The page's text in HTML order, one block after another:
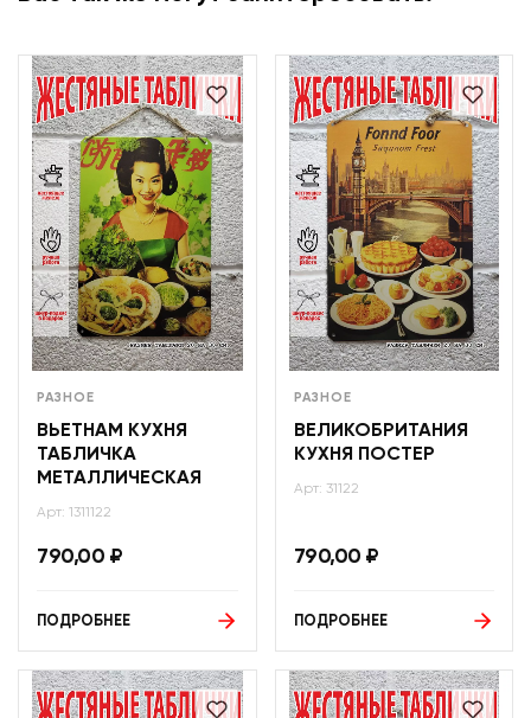
РАЗНОЕ
ВЬЕТНАМ КУХНЯ
ТАБЛИЧКА
МЕТАЛЛИЧЕСКАЯ
Арт: 1311122
790,00 ₽
ПОДРОБНЕЕ
РАЗНОЕ
ВЕЛИКОБРИТАНИЯ
КУХНЯ ПОСТЕР
Арт: 31122
790,00 ₽
ПОДРОБНЕЕ